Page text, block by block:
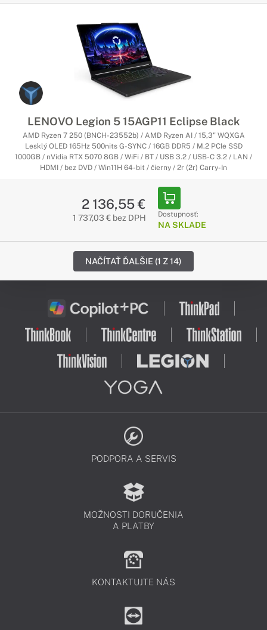
LENOVO Legion 5 15AGP11 Eclipse Black
AMD Ryzen 7 250 (BNCH-23552b) / AMD Ryzen AI / 15,3" WQXGA
Lesklý OLED 165Hz 500nits G-SYNC / 16GB DDR5 / M.2 PCIe SSD
1000GB / nVidia RTX 5070 8GB / WiFi / BT / USB 3.2 / USB-C 3.2 / LAN /
HDMI / bez DVD / Win11H 64-bit / čierny / 2r (2r) Carry-In
2 136,55 €
1 737,03 € bez DPH Dostupnosť:
NA SKLADE
NAČÍTAŤ ĎALŠIE (1 Z 14)
PODPORA A SERVIS
MOŽNOSTI DORUČENIA
A PLATBY
KONTAKTUJTE NÁS